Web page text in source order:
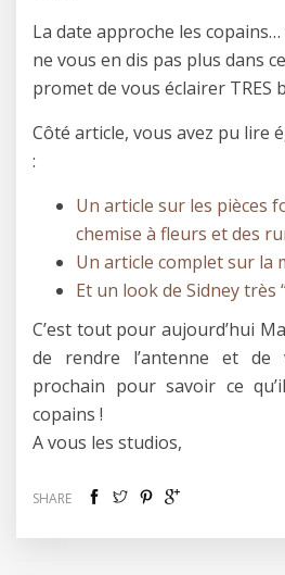
La date approche les copains…
ne vous en dis pas plus dans
promet de vous éclairer TRES
Côté article, vous avez pu lire
:
Un article sur les pièces
chemise à fleurs et des
Un article complet sur la
Et un look de Sidney très
C’est tout pour aujourd’hui
de rendre l’antenne et
prochain pour savoir ce
copains !
A vous les studios,
SHARE